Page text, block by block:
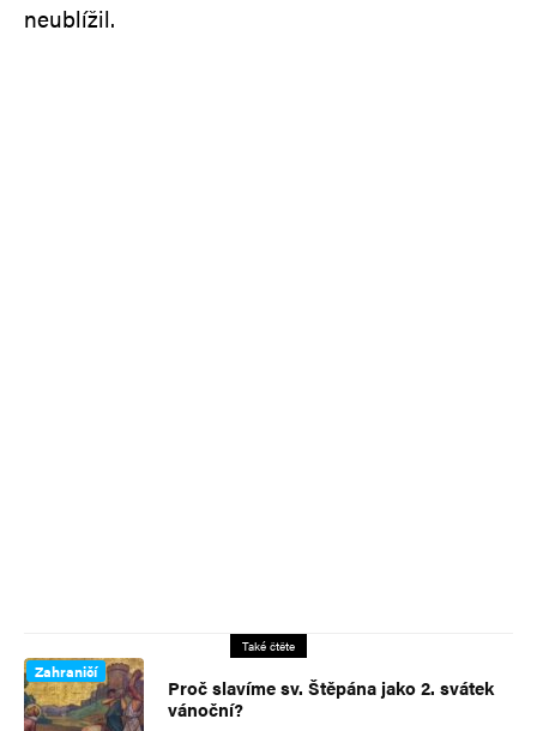
neublížil.
Také čtěte
Zahraničí
Proč slavíme sv. Štěpána jako 2. svátek
vánoční?